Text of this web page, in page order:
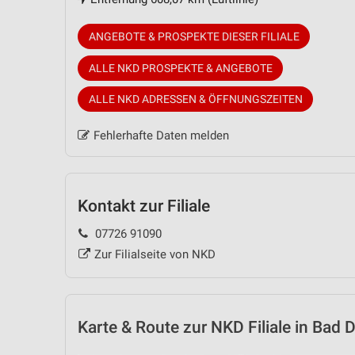
ANGEBOTE & PROSPEKTE DIESER FILIALE
ALLE NKD PROSPEKTE & ANGEBOTE
ALLE NKD ADRESSEN & ÖFFNUNGSZEITEN
Fehlerhafte Daten melden
Kontakt zur Filiale
07726 91090
Zur Filialseite von NKD
Karte & Route zur NKD Filiale in Bad